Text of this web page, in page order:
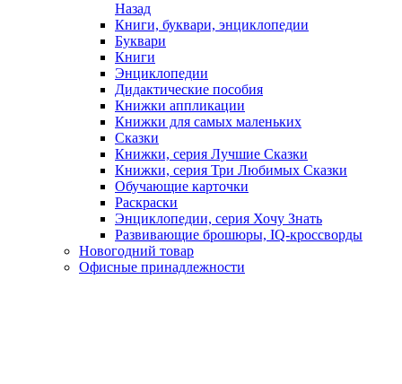
Назад
Книги, буквари, энциклопедии
Буквари
Книги
Энциклопедии
Дидактические пособия
Книжки аппликации
Книжки для самых маленьких
Сказки
Книжки, серия Лучшие Сказки
Книжки, серия Три Любимых Сказки
Обучающие карточки
Раскраски
Энциклопедии, серия Хочу Знать
Развивающие брошюры, IQ-кроссворды
Новогодний товар
Офисные принадлежности